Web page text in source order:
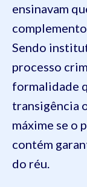
ensinavam
Sendo
processo
formalidade
transigência
máxime se o
contém
do réu.